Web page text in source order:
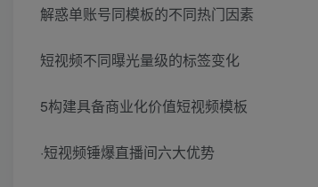
解惑单账号同模板的不同热门因素
短视频不同曝光量级的标签变化
5构建具备商业化价值短视频模板
·短视频锤爆直播间六大优势